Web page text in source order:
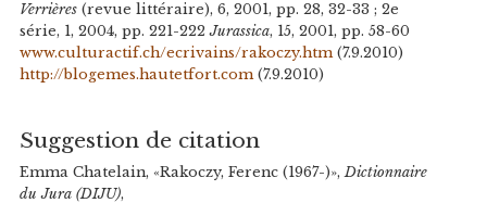
Verrières(revue littéraire), 6, 2001, pp. 28, 32-33 ; 2e
série, 1, 2004, pp. 221-222Jurassica, 15, 2001, pp. 58-60
www.culturactif.ch/ecrivains/rakoczy.htm(7.9.2010)
http://blogemes.hautetfort.com(7.9.2010)
Suggestion de citation
Emma Chatelain, «Rakoczy, Ferenc (1967-)», Dictionnaire
du Jura (DIJU),